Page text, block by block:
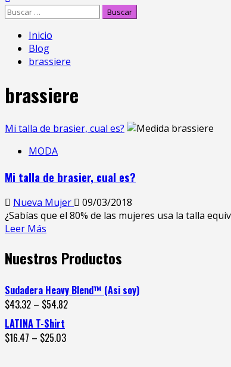
Inicio
Blog
brassiere
brassiere
Mi talla de brasier, cual es?
MODA
Mi talla de brasier, cual es?
Nueva Mujer
09/03/2018
¿Sabías que el 80% de las mujeres usa la talla
Leer Más
Nuestros Productos
Sudadera Heavy Blend™ (Asi soy)
$43.32 – $54.82
LATINA T-Shirt
$16.47 – $25.03